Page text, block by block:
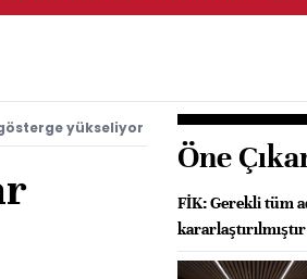
yükseliyor
Öne
FİK: Gerekli tüm
kararlaştırılmıştır